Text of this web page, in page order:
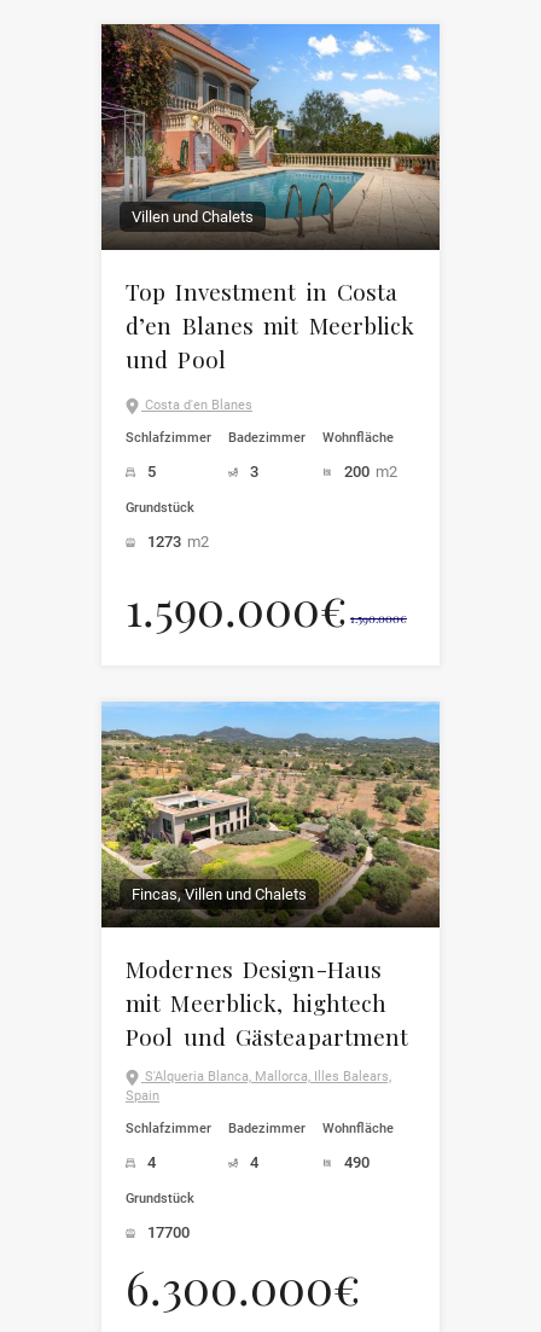
Villen und Chalets
Top Investment in Costa
d’en Blanes mit Meerblick
und Pool
Costa d'en Blanes
Schlafzimmer
5
Badezimmer
3
Wohnfläche
200 m2
Grundstück
1273 m2
1.590.000€ 1.590.000€
Fincas, Villen und Chalets
Modernes Design-Haus
mit Meerblick, hightech
Pool und Gästeapartment
S'Alqueria Blanca, Mallorca, Illes Balears,
Spain
Schlafzimmer
4
Badezimmer
4
Wohnfläche
490
Grundstück
17700
6.300.000€